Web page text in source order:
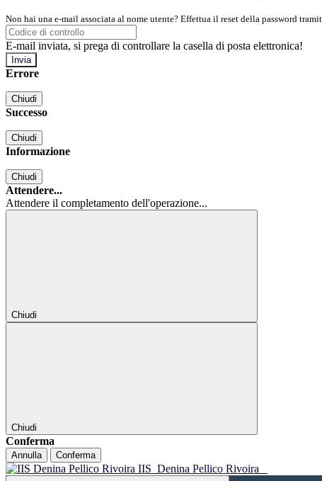
Non hai una e-mail associata al nome utente? Effettua il reset della password
E-mail inviata, si prega di controllare la casella di posta elettronica!
Errore
Chiudi
Successo
Chiudi
Informazione
Chiudi
Attendere...
Attendere il completamento dell'operazione...
Chiudi
Chiudi
Conferma
Annulla Conferma
IIS Denina Pellico Rivoira